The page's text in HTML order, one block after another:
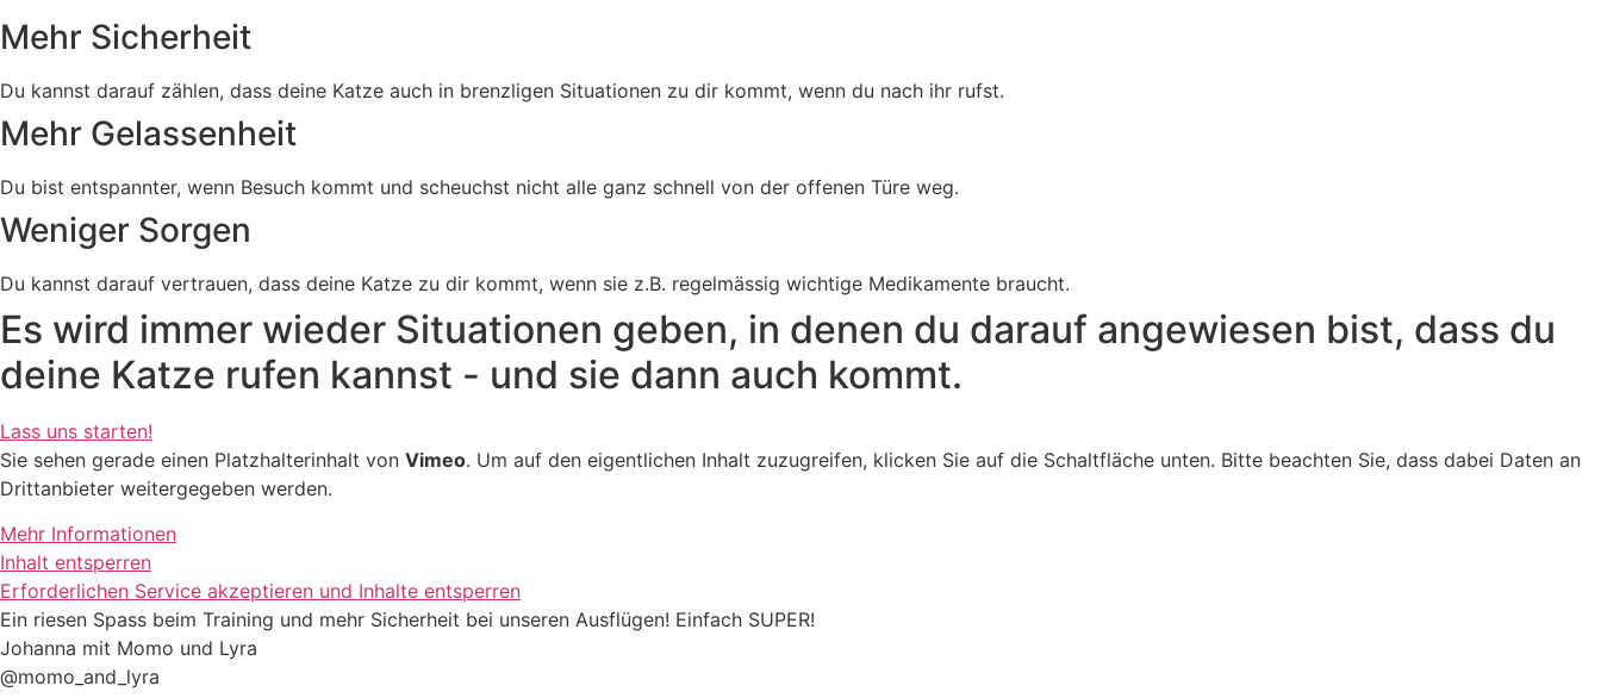
Mehr Sicherheit
Du kannst darauf zählen, dass deine Katze auch in brenzligen Situationen zu dir kommt, wenn du nach ihr rufst.
Mehr Gelassenheit
Du bist entspannter, wenn Besuch kommt und scheuchst nicht alle ganz schnell von der offenen Türe weg.
Weniger Sorgen
Du kannst darauf vertrauen, dass deine Katze zu dir kommt, wenn sie z.B. regelmässig wichtige Medikamente braucht.
Es wird immer wieder Situationen geben, in denen du darauf angewiesen bist, dass du
deine Katze rufen kannst - und sie dann auch kommt.
Lass uns starten!
Sie sehen gerade einen Platzhalterinhalt von Vimeo. Um auf den eigentlichen Inhalt zuzugreifen, klicken Sie auf die Schaltfläche unten. Bitte beachten Sie, dass dabei Daten an
Drittanbieter weitergegeben werden.
Mehr Informationen
Inhalt entsperren
Erforderlichen Service akzeptieren und Inhalte entsperren
Ein riesen Spass beim Training und mehr Sicherheit bei unseren Ausflügen! Einfach SUPER!
Johanna mit Momo und Lyra
@momo_and_lyra